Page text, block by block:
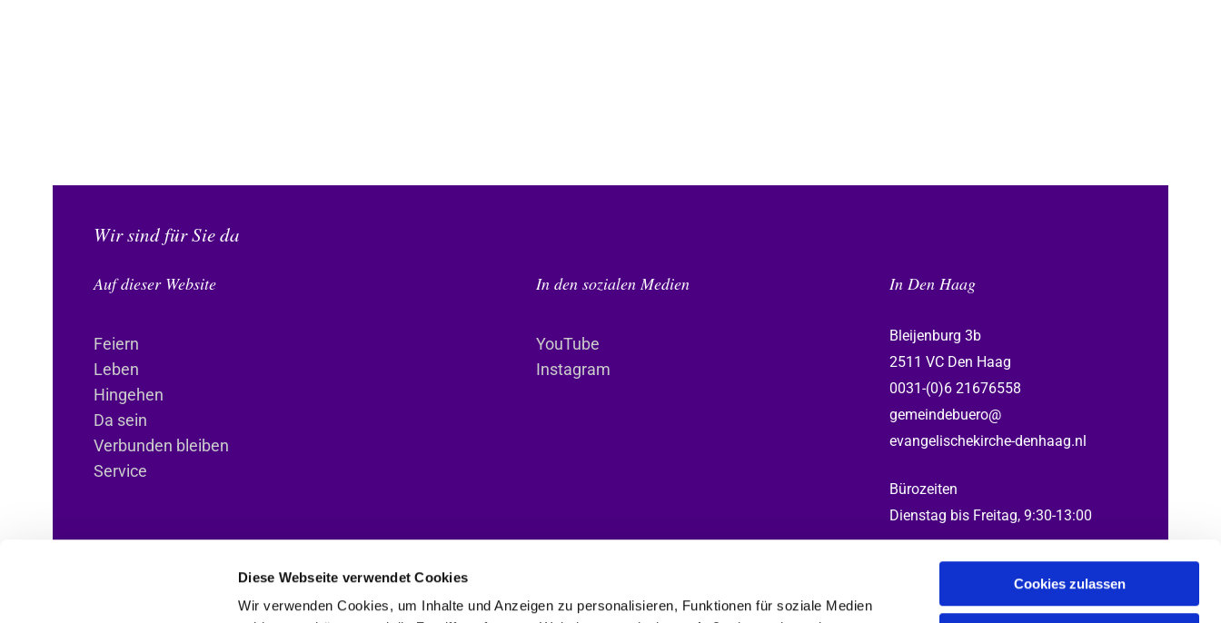
Diese Webseite verwendet Cookies
Wir verwenden Cookies, um Inhalte und Anzeigen zu personalisieren, Funktionen für soziale Medien
Cookies zulassen
Wir sind für Sie da
Auf dieser Website
Feiern
Leben
Hingehen
Da sein
Verbunden bleiben
Service
In den sozialen Medien
YouTube
Instagram
In Den Haag
Bleijenburg 3b
2511 VC Den Haag
0031-(0)6 21676558
gemeindebuero@
evangelischekirche-denhaag.nl
Bürozeiten
Dienstag bis Freitag, 9:30-13:00
Deutsche Evangelische Gemeinde im Haag. Powered by Gabi, Henning, Katrin, Thomas